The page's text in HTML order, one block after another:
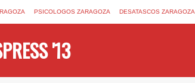
PSICOLOGOS ZARAGOZA DESATASCOS ZARAGOZA
'13